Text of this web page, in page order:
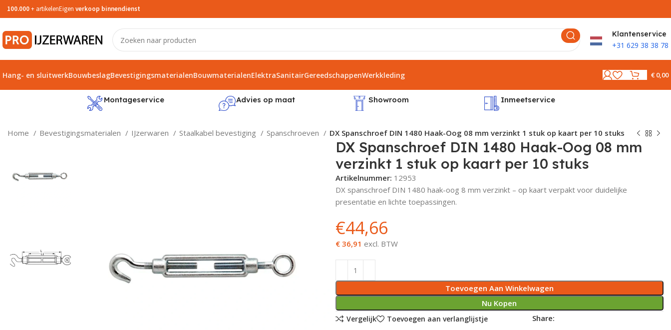
100.000+ artikelenEigen verkoop binnendienst
Klantenservice
+31 629 38 38 78
Hang- en sluitwerkBouwbeslagBevestigingsmaterialenBouwmaterialenElektraSanitairGereedschappenWerkkleding €0,00
Montageservice Advies op maat Showroom Inmeetservice
Home Bevestigingsmaterialen IJzerwaren Staalkabel bevestiging Spanschroeven DX Spanschroef DIN 1480 Haak-Oog 08 mm verzinkt 1 stuk op kaart per 10 stuks
DX Spanschroef DIN 1480 Haak-Oog 08 mm
verzinkt 1 stuk op kaart per 10 stuks
Artikelnummer: 12953
DX spanschroef DIN 1480 haak-oog 8 mm verzinkt – op kaart verpakt voor duidelijke
presentatie en lichte toepassingen.
€44,66
€ 36,91 excl. BTW
Toevoegen Aan Winkelwagen
Nu Kopen
Vergelijk Toevoegen aan verlanglijstje Share: